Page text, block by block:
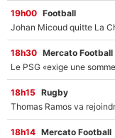
19h00 Football
18h30 Mercato Football
18h15 Rugby
18h14 Mercato Football